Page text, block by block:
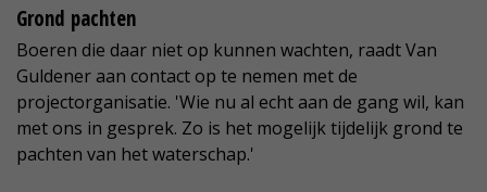
Grond pachten
Boeren die daar niet op kunnen wachten, raadt Van
Guldener aan contact op te nemen met de
projectorganisatie. 'Wie nu al echt aan de gang wil, kan
met ons in gesprek. Zo is het mogelijk tijdelijk grond te
pachten van het waterschap.'